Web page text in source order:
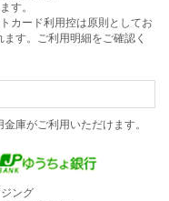
す。
カード利用控は原則としてお
す。ご利用明細をご確認く
庫がご利用いただけます。
ング